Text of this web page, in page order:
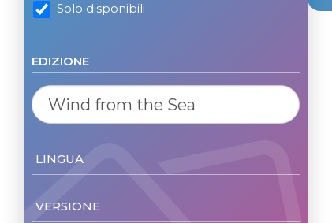
Solo disponibili
EDIZIONE
LINGUA
VERSIONE